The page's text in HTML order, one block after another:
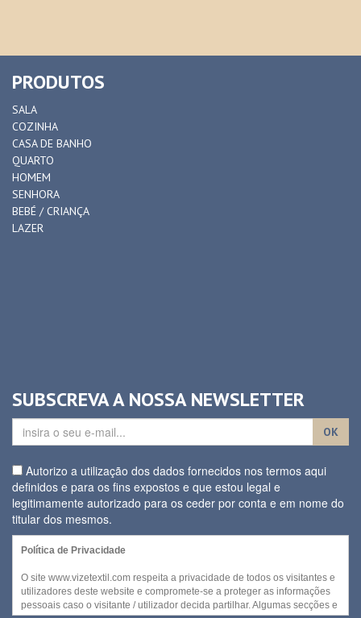
PRODUTOS
SALA
COZINHA
CASA DE BANHO
QUARTO
HOMEM
SENHORA
BEBÉ / CRIANÇA
LAZER
SUBSCREVA A NOSSA NEWSLETTER
OK
Autorizo a utilização dos dados fornecidos nos termos aqui
definidos e para os fins expostos e que estou legal e
legitimamente autorizado para os ceder por conta e em nome do
titular dos mesmos.
Política de Privacidade
O site www.vizetextil.com respeita a privacidade de todos os visitantes e
utilizadores deste website e compromete-se a proteger as informações
pessoais caso o visitante / utilizador decida partilhar. Algumas secções e